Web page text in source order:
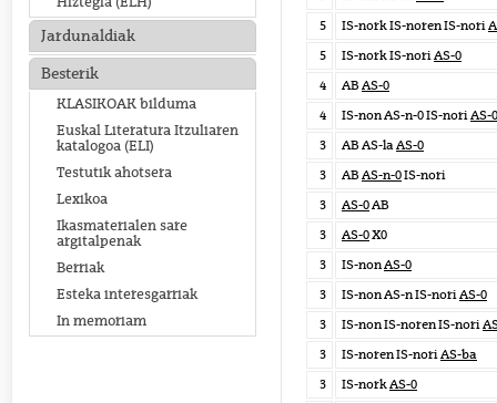
Jardunaldiak
Besterik
KLASIKOAK bilduma
Euskal Literatura Itzuliaren
katalogoa (ELI)
Testutik ahotsera
Lexikoa
Ikasmaterialen sare
argitalpenak
Berriak
Esteka interesgarriak
In memoriam
5
IS-nork IS-noren IS-nori
5
IS-nork IS-noriAS-0
4
AB AS-0
4
IS-non AS-n-0 IS-noriAS-0
3
AB AS-laAS-0
3
AB AS-n-0IS-nori
3
AS-0AB
3
AS-0X0
3
IS-nonAS-0
3
IS-non AS-n IS-noriAS-0
3
IS-non IS-noren IS-nori
3
IS-noren IS-noriAS-ba
3
IS-norkAS-0